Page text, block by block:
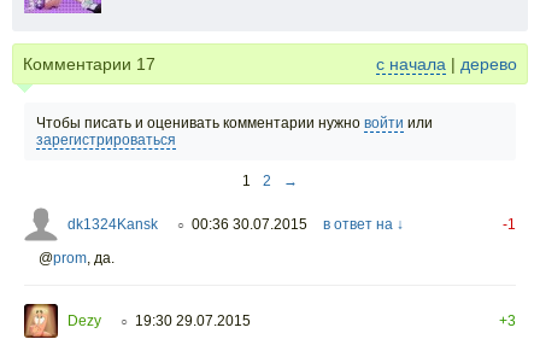
Комментарии 17 с начала | дерево
Чтобы писать и оценивать комментарии нужно войти или
зарегистрироваться
1 2 →
dk1324Kansk ○ 00:36 30.07.2015 в ответ на ↓
-1
@prom, да.
Dezy ○ 19:30 29.07.2015
+3